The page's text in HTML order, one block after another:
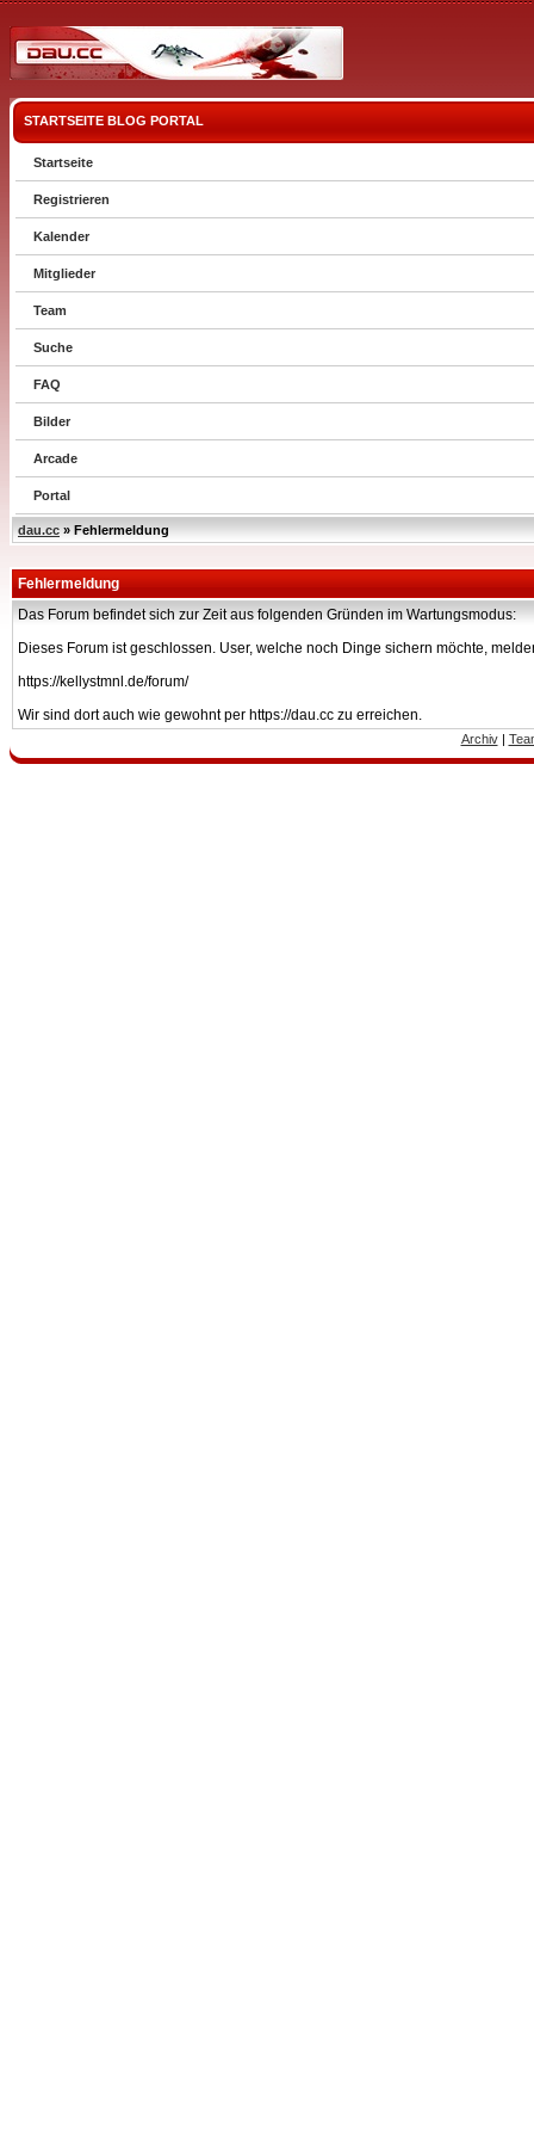
STARTSEITE BLOG PORTAL
Startseite
Registrieren
Kalender
Mitglieder
Team
Suche
FAQ
Bilder
Arcade
Portal
dau.cc » Fehlermeldung
Fehlermeldung
Das Forum befindet sich zur Zeit aus folgenden Gründen im Wartungsmodus:
Dieses Forum ist geschlossen. User, welche noch Dinge sichern möchte,
https://kellystmnl.de/forum/
Wir sind dort auch wie gewohnt per https://dau.cc zu erreichen.
Archiv|